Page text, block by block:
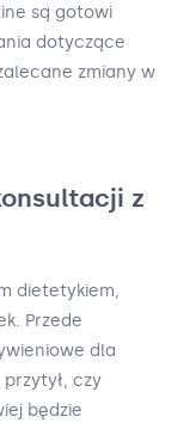
są gotowi
dotyczące
zmiany w
z
dietetykiem,
Przede
dla
czy
będzie